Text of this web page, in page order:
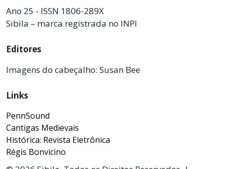
Ano 25 - ISSN 1806-289X
Sibila – marca registrada no INPI
Editores
Imagens do cabeçalho: Susan Bee
Links
PennSound
Cantigas Medievais
Histórica: Revista Eletrônica
Régis Bonvicino